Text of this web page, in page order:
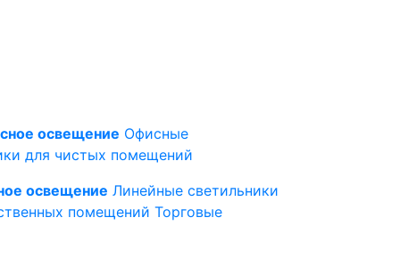
освещение Офисные
для чистых помещений
освещение Линейные светильники
помещений Торговые